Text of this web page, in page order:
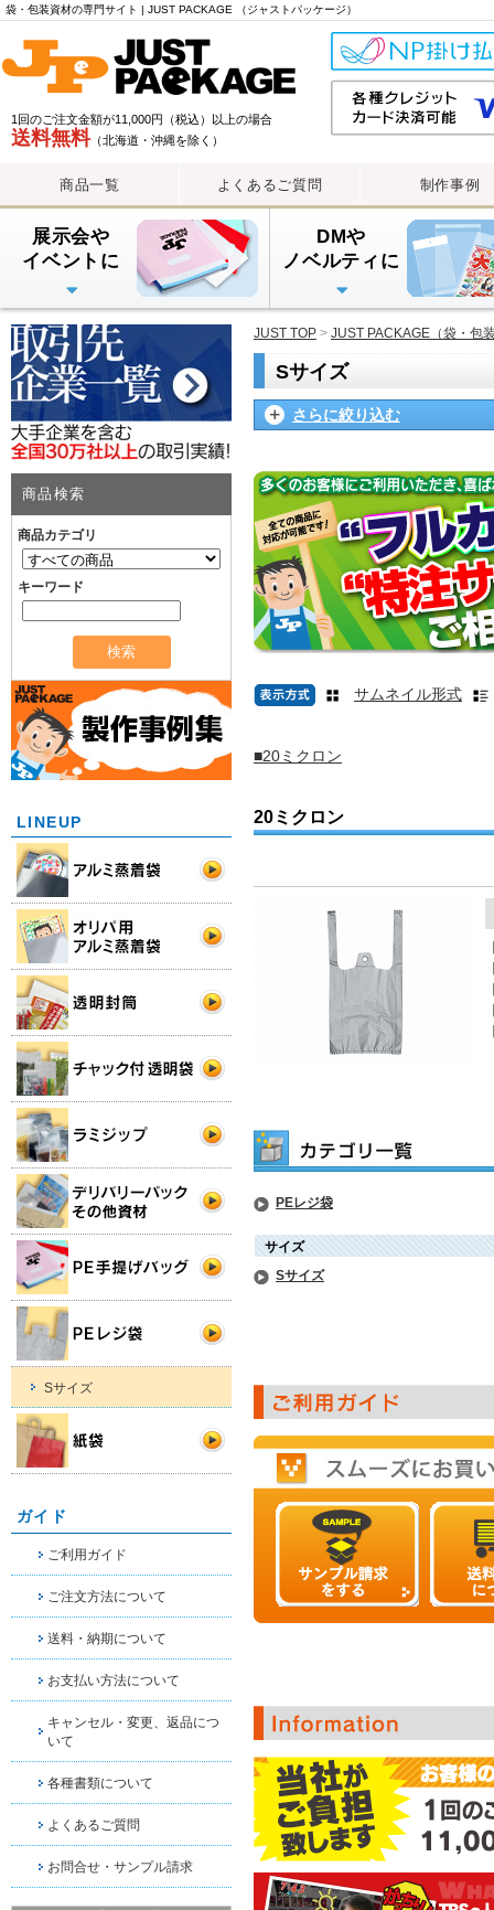
袋・包装資材の専門サイト | JUST PACKAGE （ジャストパッケージ）
1回のご注文金額が11,000円（税込）以上の場合
送料無料（北海道・沖縄を除く）
商品一覧 よくあるご質問 制作事例
展示会や
イベントに
PE手提げバッグ
OPP・PP手提げ袋
紙袋
PEレジ袋
DMや
ノベルティに
透明封筒
透明封筒印刷（大ロット
透明封筒印刷（小ロット
アルミ蒸着袋
JUST TOP > JUST PACKAGE（袋・包
Sサイズ
さらに絞り込む
サムネイル形式
■20ミクロン
20ミクロン
カ
ゴ
リ
覧
PEレジ袋
サイズ
Sサイズ
商品検索
商品カテゴリ
キーワード
LINEUP
Sサイズ
ガイド
ご利用ガイド
ご注文方法について
送料・納期について
お支払い方法について
キャンセル・変更、返品につ
いて
各種書類について
よくあるご質問
お問合せ・サンプル請求